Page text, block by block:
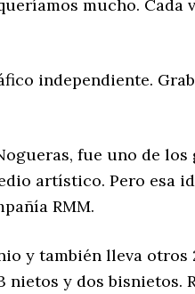
mucho.
independiente.
fue uno de
artístico. Pero esa
RMM.
y también lleva otros
y dos bisnietos.